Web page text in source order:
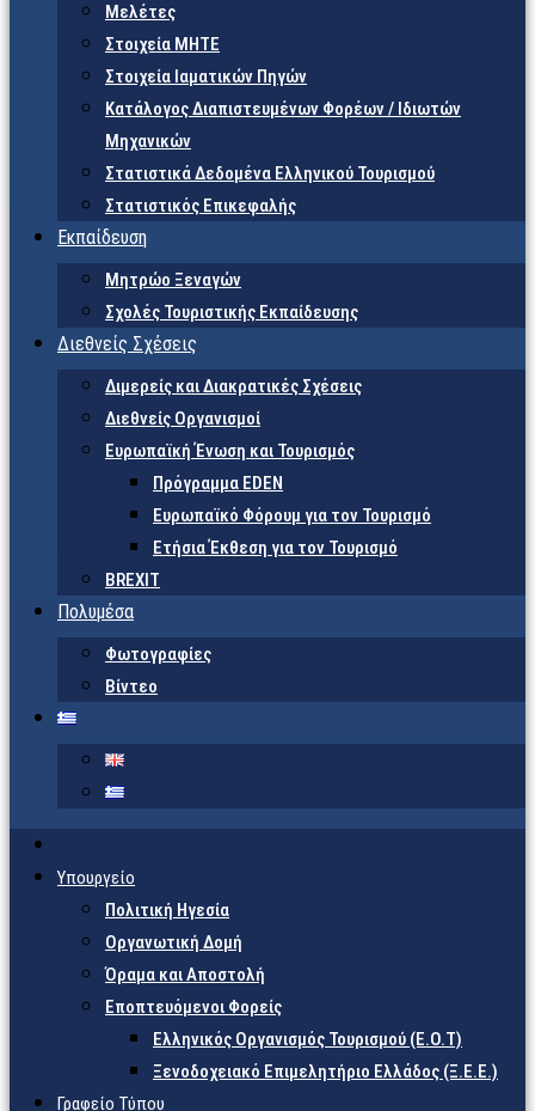
Μελέτες
Στοιχεία ΜΗΤΕ
Στοιχεία Ιαματικών Πηγών
Κατάλογος Διαπιστευμένων Φορέων / Ιδιωτών
Μηχανικών
Στατιστικά Δεδομένα Ελληνικού Τουρισμού
Στατιστικός Επικεφαλής
Εκπαίδευση
Μητρώο Ξεναγών
Σχολές Τουριστικής Εκπαίδευσης
Διεθνείς Σχέσεις
Διμερείς και Διακρατικές Σχέσεις
Διεθνείς Οργανισμοί
Ευρωπαϊκή Ένωση και Τουρισμός
Πρόγραμμα EDEN
Ευρωπαϊκό Φόρουμ για τον Τουρισμό
Ετήσια Έκθεση για τον Τουρισμό
BREXIT
Πολυμέσα
Φωτογραφίες
Βίντεο
Υπουργείο
Πολιτική Ηγεσία
Οργανωτική Δομή
Όραμα και Αποστολή
Εποπτευόμενοι Φορείς
Eλληνικός Οργανισμός Τουρισμού (Ε.Ο.Τ)
Ξενοδοχειακό Επιμελητήριο Ελλάδος (Ξ.Ε.Ε.)
Γραφείο Τύπου